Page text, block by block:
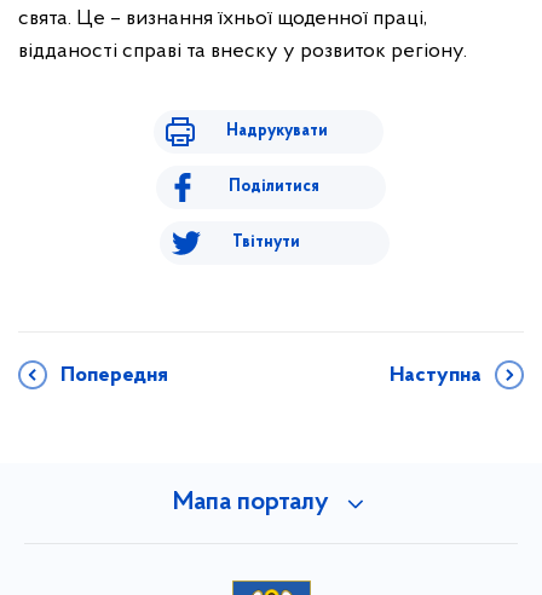
свята. Це – визнання їхньої щоденної праці,
відданості справі та внеску у розвиток регіону.
Надрукувати
Поділитися
Твітнути
Попередня Наступна
Мапа порталу